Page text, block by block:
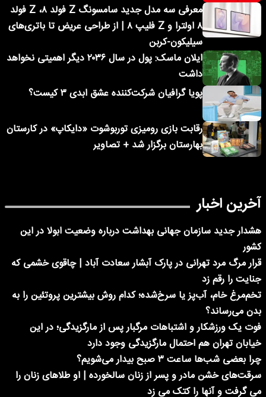
معرفی سه مدل جدید سامسونگ Z فولد ۸، Z فولد
۸ اولترا و Z فلیپ ۸ | از طراحی عریض تا باتری‌های
سیلیکون-کربن
ایلان ماسک: پول در سال ۲۰۳۶ دیگر اهمیتی نخواهد
داشت
پویا گرافیان شرکت‌کننده عشق ابدی ۳ کیست؟
رقابت بازی رومیزی توربوشوت «دایکاپ» در کارستان
بهارستان برگزار شد + تصاویر
آخرین اخبار
هشدار جدید سازمان جهانی بهداشت درباره وضعیت ابولا در این
کشور
قرار مرگ مرد تهرانی در پارک آبشار سعادت آباد | چاقوی خشمی که
جنایت را رقم زد
تخم‌مرغ خام، آب‌پز یا سرخ‌شده؛ کدام روش بیشترین پروتئین را به
بدن می‌رساند؟
فوت یک ورزشکار و اشتباهات مرگبار پس از مارگزیدگی؛ در این
خیابان تهران هم احتمال مارگزیدگی وجود دارد
چرا بعضی شب‌ها ساعت ۳ صبح بیدار می‌شویم؟
سرقت‌های خشن مادر و پسر از زنان سالخورده | او طلاهای زنان را
می گرفت و آنها را کتک می زد